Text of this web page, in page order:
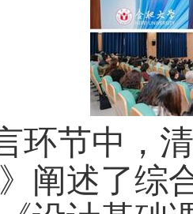
环节中，
阐述了综